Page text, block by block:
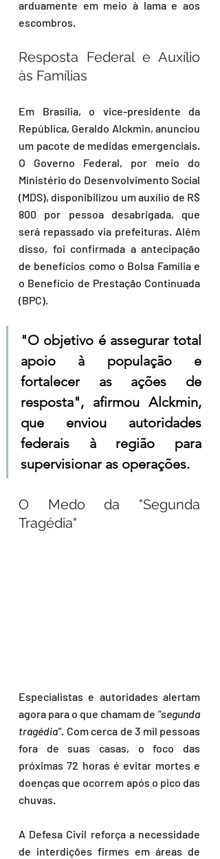
arduamente em meio à lama e aos
escombros.
Resposta Federal e Auxílio
às Famílias
Em Brasília, o vice-presidente da
República, Geraldo Alckmin, anunciou
um pacote de medidas emergenciais.
O Governo Federal, por meio do
Ministério do Desenvolvimento Social
(MDS), disponibilizou um auxílio de R$
800 por pessoa desabrigada, que
será repassado via prefeituras. Além
disso, foi confirmada a antecipação
de benefícios como o Bolsa Família e
o Benefício de Prestação Continuada
(BPC).
"O objetivo é assegurar total
apoio à população e
fortalecer as ações de
resposta", afirmou Alckmin,
que enviou autoridades
federais à região para
supervisionar as operações.
O Medo da "Segunda
Tragédia"
Especialistas e autoridades alertam
agora para o que chamam de "segunda
tragédia". Com cerca de 3 mil pessoas
fora de suas casas, o foco das
próximas 72 horas é evitar mortes e
doenças que ocorrem após o pico das
chuvas.
A Defesa Civil reforça a necessidade
de interdições firmes em áreas de